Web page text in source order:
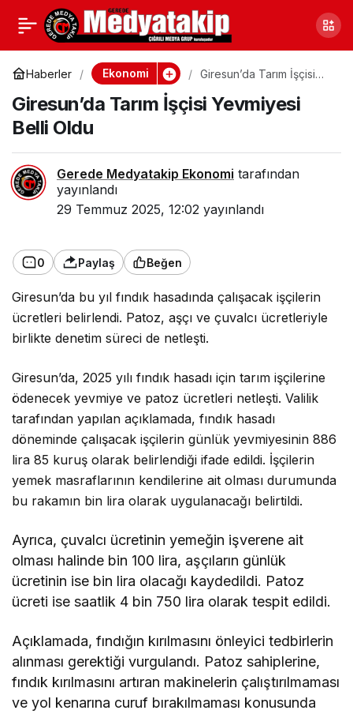
Haberler Ekonomi
Giresun’da Tarım İşçisi
Giresun’da Tarım İşçisi Yevmiyesi
Belli Oldu
Gerede Medyatakip Ekonomi tarafından
yayınlandı
29 Temmuz 2025, 12:02 yayınlandı
0 Paylaş Beğen
Giresun’da bu yıl fındık hasadında çalışacak işçilerin
ücretleri belirlendi. Patoz, aşçı ve çuvalcı ücretleriyle
birlikte denetim süreci de netleşti.
Giresun’da, 2025 yılı fındık hasadı için tarım işçilerine
ödenecek yevmiye ve patoz ücretleri netleşti. Valilik
tarafından yapılan açıklamada, fındık hasadı
döneminde çalışacak işçilerin günlük yevmiyesinin886
lira 85 kuruş olarak belirlendiği ifade edildi. İşçilerin
yemek masraflarının kendilerine ait olması durumunda
bu rakamın bin lira olarak uygulanacağı belirtildi.
Ayrıca, çuvalcı ücretinin yemeğin işverene ait
olması halinde bin 100 lira, aşçıların günlük
ücretinin ise bin lira olacağı kaydedildi. Patoz
ücreti ise saatlik 4 bin 750 lira olarak tespit edildi.
Açıklamada, fındığın kırılmasını önleyici tedbirlerin
alınması gerektiği vurgulandı. Patoz sahiplerine,
fındık kırılmasını artıran makinelerin çalıştırılmaması
ve yol kenarına curuf bırakılmaması konusunda
Ankara’nın İhracatı Arttı Paylaş